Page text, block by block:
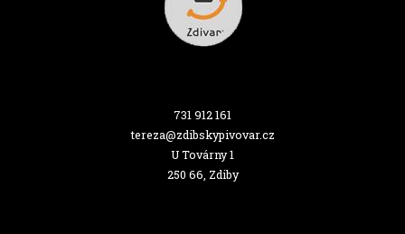
731 912 161
tereza@zdibskypivovar.cz
U Továrny 1
250 66, Zdiby